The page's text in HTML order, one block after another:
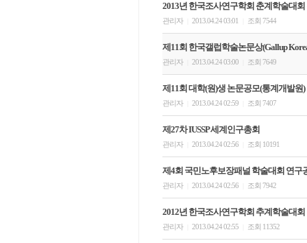
2013년 한국조사연구학회 춘계학술대회
관리자 2013.04.24 03:01 조회 7544
제11회 한국갤럽학술논문상(Gallup
관리자 2013.04.24 03:00 조회 7649
제11회 대학(원)생 논문공모(통계개발원)
관리자 2013.04.24 02:59 조회 7407
제27차 IUSSP 세계인구총회
관리자 2013.04.24 02:56 조회 10191
제4회 국민노후보장패널 학술대회 연구
관리자 2013.04.24 02:56 조회 7942
2012년 한국조사연구학회 추계학술대
관리자 2013.04.24 02:55 조회 11352